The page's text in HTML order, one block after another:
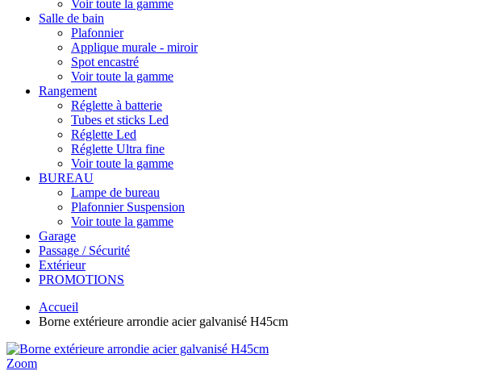
Voir toute la gamme
Salle de bain
Plafonnier
Applique murale - miroir
Spot encastré
Voir toute la gamme
Rangement
Réglette à batterie
Tubes et sticks Led
Réglette Led
Réglette Ultra fine
Voir toute la gamme
BUREAU
Lampe de bureau
Plafonnier Suspension
Voir toute la gamme
Garage
Passage / Sécurité
Extérieur
PROMOTIONS
Accueil
Borne extérieure arrondie acier galvanisé H45cm
Zoom